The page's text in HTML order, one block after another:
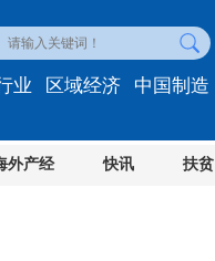
外产经 快讯 扶贫
业 区域经济 中国制造